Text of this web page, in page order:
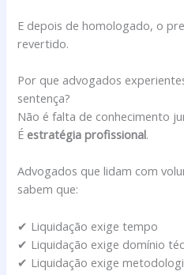
E depois de homologado, o
revertido.
Por que advogados
sentença?
Não é falta de conhecimento
É estratégia profissional.
Advogados que lidam com
sabem que:
✔ Liquidação exige tempo
✔ Liquidação exige domínio
✔ Liquidação exige